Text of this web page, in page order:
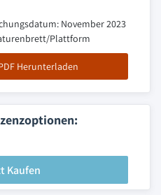
November 2023
Plattform
Herunterladen
Kaufen